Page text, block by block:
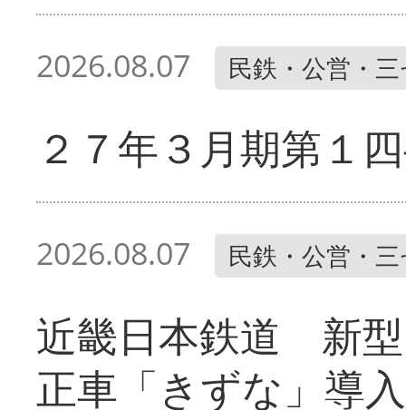
2026.08.07 民鉄・公営・
２７年３月期第１
2026.08.07 民鉄・公営・
近畿日本鉄道 新
正車「きずな」導入